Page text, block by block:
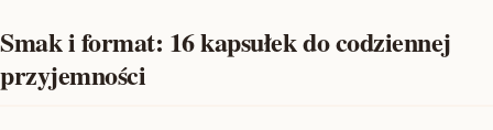
Smak i format: 16 kapsułek do codziennej
przyjemności